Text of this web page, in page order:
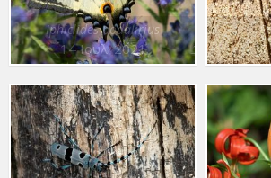
Iphiclides podalirius
14 Ιουλ. 2021 7